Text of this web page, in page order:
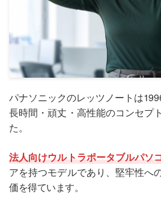
パナソニックのレッツノートは
長時間・頑丈・高性能のコンセプ
た。
法人向けウルトラポータブルパソ
アを持つモデルであり、堅牢性へ
価を得ています。